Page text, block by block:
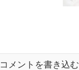
コメントを書き込む